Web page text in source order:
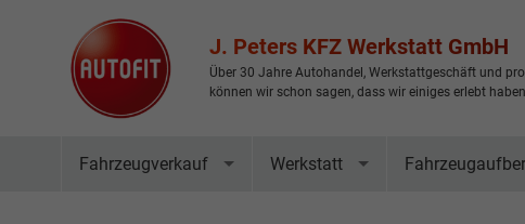
J. Peters KFZ Werkstatt GmbH
Über 30 Jahre Autohandel, Werkstattgeschäft und
können wir schon sagen, dass wir einiges erlebt
Fahrzeugverkauf Werkstatt